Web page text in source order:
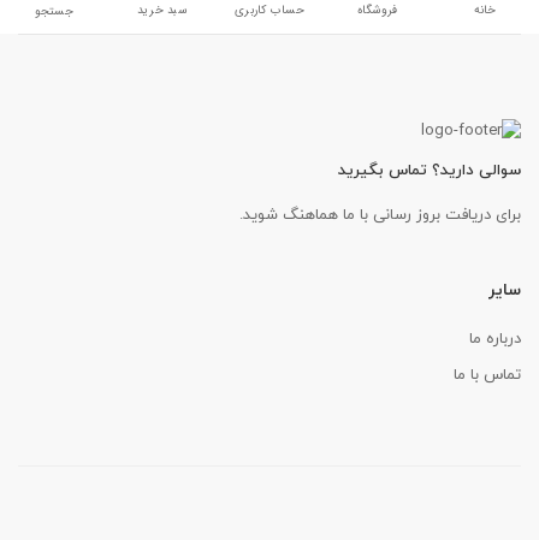
خانه فروشگاه حساب کاربری سبد خرید جستجو
سوالی دارید؟ تماس بگیرید
برای دریافت بروز رسانی با ما هماهنگ شوید.
سایر
درباره ما
تماس با ما